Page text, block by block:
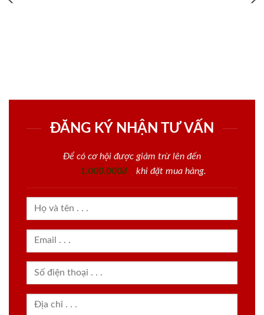
ĐĂNG KÝ NHẬN TƯ VẤN
Để có cơ hội được giảm trừ lên đến
1.000.000đ
khi đặt mua hàng.